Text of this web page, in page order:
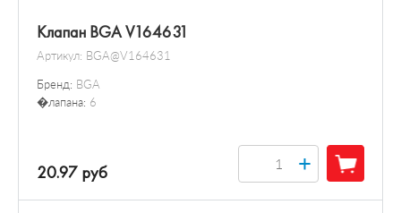
Клапан BGA V164631
Артикул: BGA@V164631
Бренд: BGA
�лапана: 6
20.97 руб +